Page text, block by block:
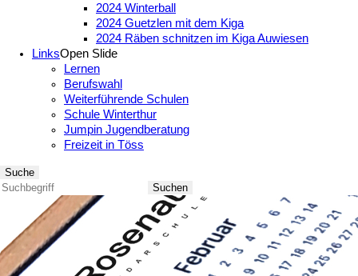
2024 Winterball
2024 Guetzlen mit dem Kiga
2024 Räben schnitzen im Kiga Auwiesen
LinksOpen Slide
Lernen
Berufswahl
Weiterführende Schulen
Schule Winterthur
Jumpin Jugendberatung
Freizeit in Töss
Suche
Suchen